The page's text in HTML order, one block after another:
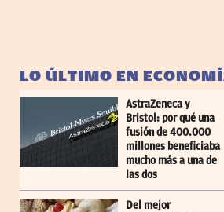
LO ÚLTIMO EN
AstraZeneca y
Bristol: por qué una
fusión de 400.000
millones beneficiaba
mucho más a una de
las dos
Del mejor